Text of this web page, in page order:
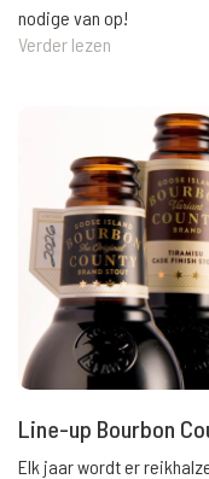
nodige van op!
Verder lezen
Line-up Bourbon
Elk jaar wordt er